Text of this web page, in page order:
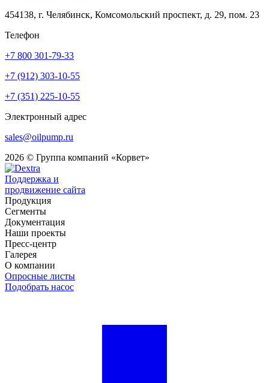
454138, г. Челябинск, Комсомольский проспект, д. 29, пом. 23
Телефон
+7 800 301-79-33
+7 (912) 303-10-55
+7 (351) 225-10-55
Электронный адрес
sales@oilpump.ru
2026 © Группа компаний «Корвет»
Поддержка и
продвижение сайта
Продукция
Сегменты
Документация
Наши проекты
Пресс-центр
Галерея
О компании
Опросные листы
Подобрать насос